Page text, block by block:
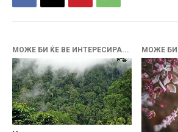
МОЖЕ БИ ЌЕ ВЕ ИНТЕРЕСИРА... МОЖЕ БИ